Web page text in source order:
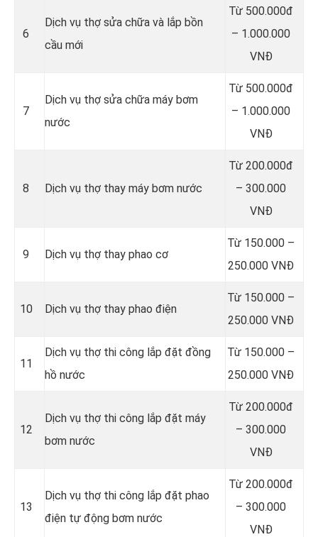
6
Dịch vụ thợ sửa chữa và lắp bồn
cầu mới
Từ 500.000đ
– 1.000.000
VNĐ
7
Dịch vụ thợ sửa chữa máy bơm
nước
Từ 500.000đ
– 1.000.000
VNĐ
8 Dịch vụ thợ thay máy bơm nước
Từ 200.000đ
– 300.000
VNĐ
9 Dịch vụ thợ thay phao cơ
Từ 150.000 –
250.000 VNĐ
10 Dịch vụ thợ thay phao điện
Từ 150.000 –
250.000 VNĐ
11
Dịch vụ thợ thi công lắp đặt đồng
hồ nước
Từ 150.000 –
250.000 VNĐ
12
Dịch vụ thợ thi công lắp đặt máy
bơm nước
Từ 200.000đ
– 300.000
VNĐ
13
Dịch vụ thợ thi công lắp đặt phao
điện tự động bơm nước
Từ 200.000đ
– 300.000
VNĐ